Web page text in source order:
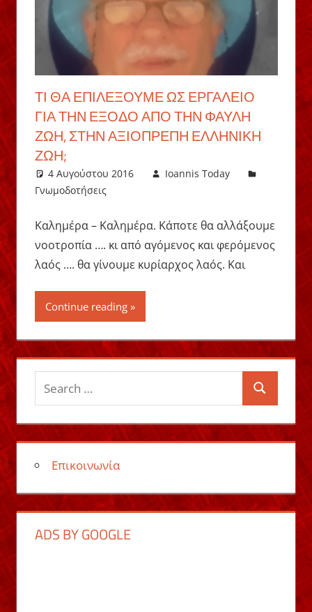
ΤΙ ΘΑ ΕΠΙΛΈΞΟΥΜΕ ΩΣ ΕΡΓΑΛΕΊΟ
ΓΙΑ ΤΗΝ ΈΞΟΔΟ ΑΠΌ ΤΗΝ ΦΑΎΛΗ
ΖΩΉ, ΣΤΗΝ ΑΞΙΟΠΡΕΠΉ ΕΛΛΗΝΙΚΉ
ΖΩΉ;
4 Αυγούστου 2016
Ioannis Today
Γνωμοδοτήσεις
Καλημέρα – Καλημέρα. Κάποτε θα αλλάξουμε
νοοτροπία …. κι από αγόμενος και φερόμενος
λαός …. θα γίνουμε κυρίαρχος λαός. Και
Continue reading
Search
for:
Search
Επικοινωνία
ADS BY GOOGLE